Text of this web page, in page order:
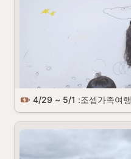
4/29 ~ 5/1 :조셉가족여행